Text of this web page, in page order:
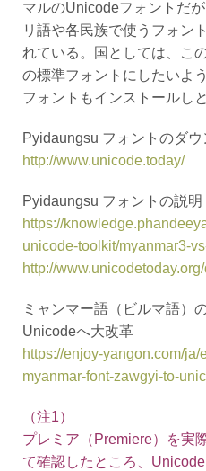
マルのUnicodeフォントだ
リ語や各民族で使うフォン
れている。国としては、こ
の標準フォントにしたいよ
フォントもインストールし
Pyidaungsu フォントのダウ
http://www.unicode.today/
Pyidaungsu フォントの説明
https://
unicode-toolkit/myanmar3-
http://
ミャンマー語（ビルマ語）
Unicodeへ大改革
https://enjoy-yangon.com/
myanmar-font-zawgyi-to-
（注1）
プレミア（Premiere）を実
て確認したところ、